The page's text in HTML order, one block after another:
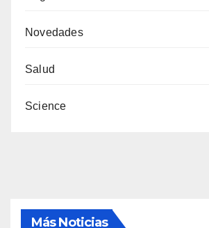
Novedades
Salud
Science
Más Noticias